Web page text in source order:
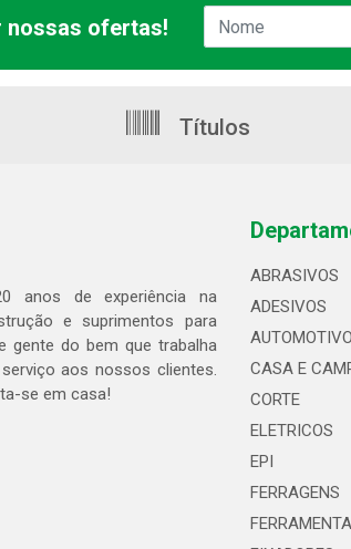
nossas ofertas!
Títulos
anos de experiência na
e suprimentos para
gente do bem que trabalha
aos nossos clientes.
se em casa!
ABRASIVOS
ADESIVOS
CASA E
CORTE
ELETRICOS
EPI
FERRAGENS